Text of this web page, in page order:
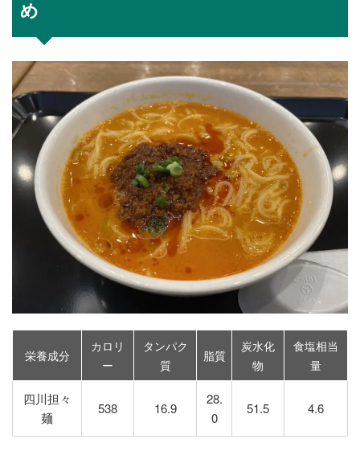
め
栄養成分
カロリ
ー
タンパク
質
脂質
炭水化
物
食塩相当
量
四川担々
麺
538 16.9
28.
0
51.5 4.6